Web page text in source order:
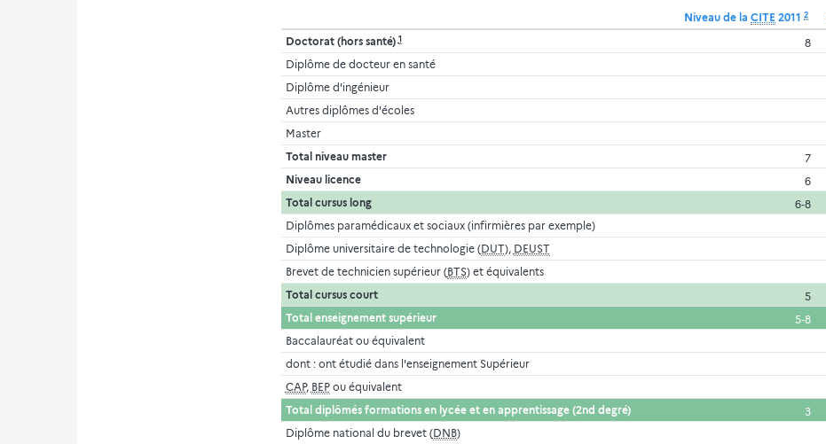
Niveau de laCITE 20112
Doctorat (hors santé)1 8
Diplôme de docteur en santé
Diplôme d'ingénieur
Autres diplômes d'écoles
Master
Total niveau master
7
Niveau licence
6
Total cursus long
6‑8
Diplômes paramédicaux et sociaux (infirmières par exemple)
Diplôme universitaire de technologie (DUT), DEUST
Brevet de technicien supérieur (BTS) et équivalents
Total cursus court
5
Total enseignement supérieur
5‑8
Baccalauréat ou équivalent
dont : ont étudié dans l'enseignement Supérieur
CAP, BEPou équivalent
Total diplômés formations en lycée et en apprentissage (2nd degré)
3
Diplôme national du brevet (DNB)